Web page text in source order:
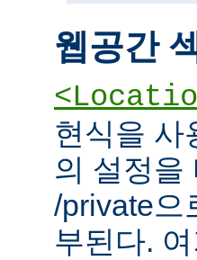
웹공간
현식을 사
의 설정을
/private으
부된다.